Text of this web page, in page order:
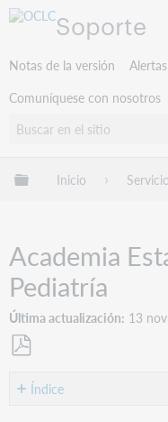
Soporte
Notas de la versión
Comuníquese con nosotros
Expandir/contraer
Inicio
Academia
Pediatría
Última actualización 13
comoÍndice